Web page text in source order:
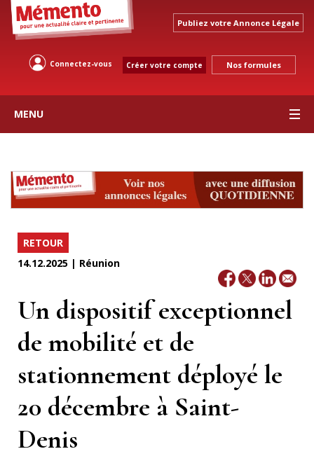
Publiez votre Annonce Légale
Connectez-vous Créer votre compte Nos formules
MENU
RETOUR
14.12.2025 | Réunion
Un dispositif exceptionnel
de mobilité et de
stationnement déployé le
20 décembre à Saint-
Denis